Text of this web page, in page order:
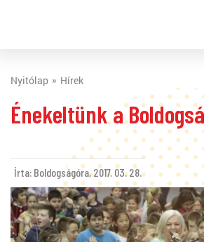
Nyitólap Hírek
Énekeltünk a
Írta: Boldogságóra,2017. 03. 28.